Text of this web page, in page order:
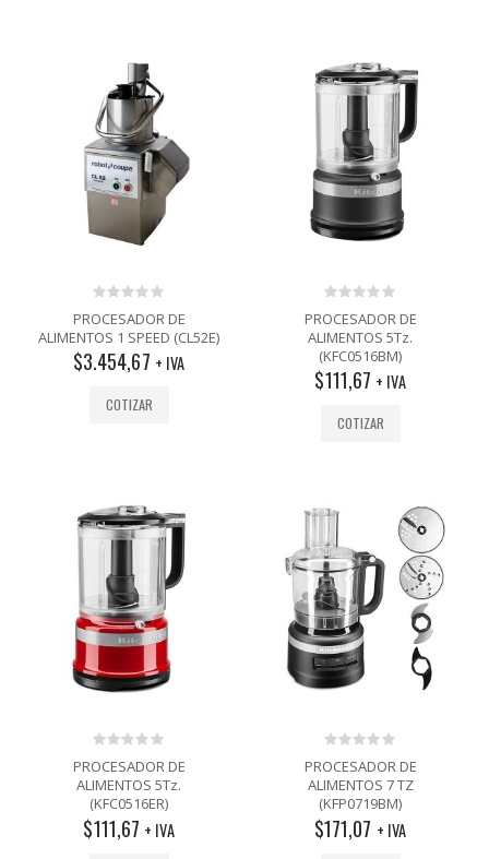
0
out
of
5
PROCESADOR DE
ALIMENTOS 1 SPEED (CL52E)
$3.454,67 + IVA
COTIZAR
0
out
of
5
PROCESADOR DE
ALIMENTOS 5Tz.
(KFC0516BM)
$111,67 + IVA
COTIZAR
0
out
of
5
PROCESADOR DE
ALIMENTOS 5Tz.
(KFC0516ER)
$111,67 + IVA
0
out
of
5
PROCESADOR DE
ALIMENTOS 7 TZ
(KFP0719BM)
$171,07 + IVA